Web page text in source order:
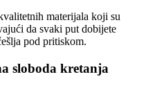
materijala koji su
da svaki put dobijete
pod pritiskom.
sloboda kretanja